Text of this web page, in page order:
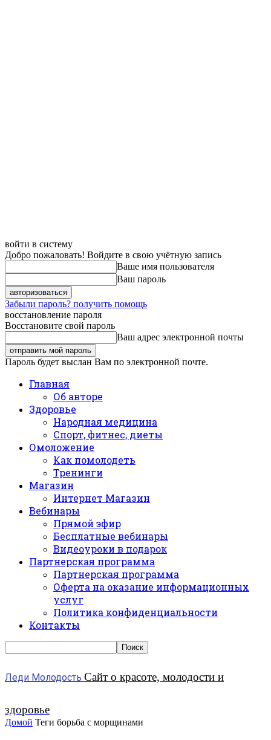
войти в систему
Добро пожаловать! Войдите в свою учётную запись
Ваше имя пользователя
Ваш пароль
Забыли пароль? получить помощь
восстановление пароля
Восстановите свой пароль
Ваш адрес электронной почты
Пароль будет выслан Вам по электронной почте.
Главная
Об авторе
Здоровье
Народная медицина
Спорт, фитнес, диеты
Омоложение
Как помолодеть
Тренинги
Магазин
Интернет Магазин
Вебинары
Прямой эфир
Бесплатные вебинары
Видеоуроки в подарок
Партнерская программа
Партнерская программа
Оферта на оказание информационных
услуг
Политика конфиденциальности
Контакты
Леди Молодость Сайт о красоте, молодости и
здоровье
Домой Теги борьба с морщинами